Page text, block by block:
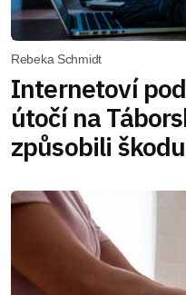
Rebeka Schmidt
Internetoví
útočí na
způsobili